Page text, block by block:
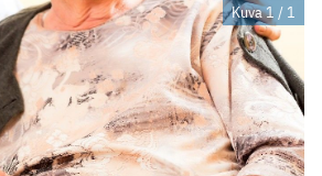
Kuva 1 / 1